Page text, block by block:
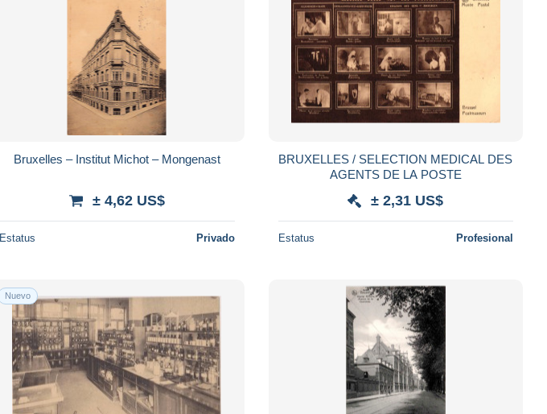
Bruxelles – Institut Michot – Mongenast
± 4,62 US$
Estatus Privado
BRUXELLES / SELECTION MEDICAL DES
AGENTS DE LA POSTE
± 2,31 US$
Estatus Profesional
Nuevo